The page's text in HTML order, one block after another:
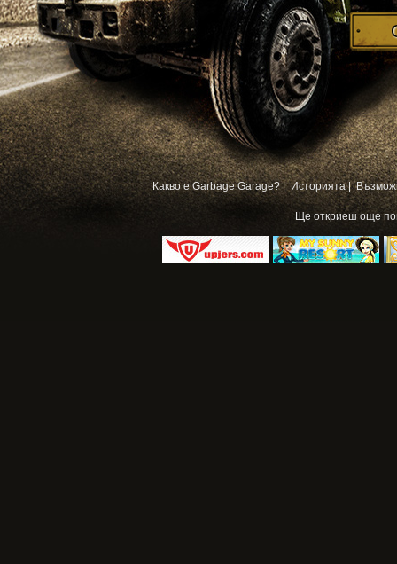
Какво е Garbage Garage? | Историята |
Ще откриеш още